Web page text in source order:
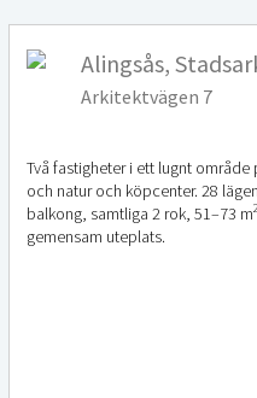
Alingsås,
Arkitektvägen 7
Två fastigheter i ett lugnt område
och natur och köpcenter. 28
balkong, samtliga 2 rok, 51–73 m2
gemensam uteplats.